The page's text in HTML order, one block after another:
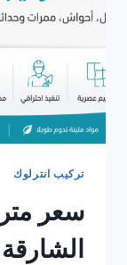
تركيب انترلوك
سعر
الشارقة